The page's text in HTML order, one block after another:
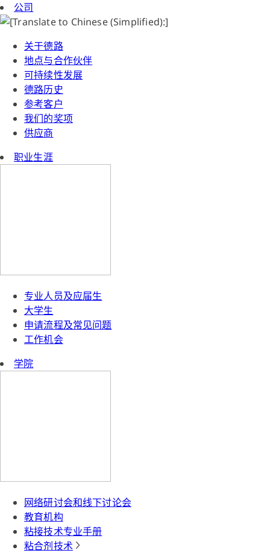
公司
关于德路
地点与合作伙伴
可持续性发展
德路历史
参考客户
我们的奖项
供应商
职业生涯
专业人员及应届生
大学生
申请流程及常见问题
工作机会
学院
网络研讨会和线下讨论会
教育机构
粘接技术专业手册
粘合剂技术